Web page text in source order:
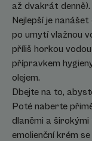
až dvakrát
Nejlepší je
po umytí vlažnou
příliš horkou
přípravkem
olejem.
Dbejte na to,
Poté naberte
dlaněmi a
emolienční krém